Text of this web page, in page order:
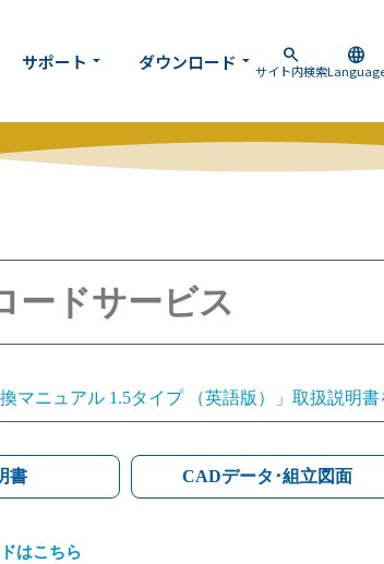
search
サイト内検索
language
サポート arrow_drop_down ダウンロード arrow_drop_down
ードサービス
マニュアル 1.5タイプ （英語版）」取扱説明書
マニュアル 1.5タイプ （日本語版）」取扱説明
書 CADデータ･組立図面
はこちら